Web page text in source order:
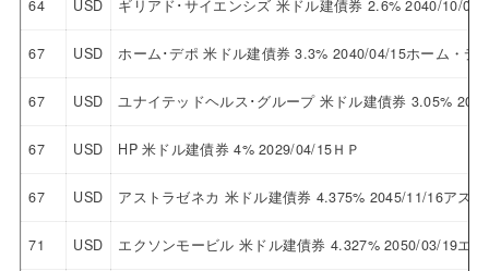
64 USD ギリアド･サイエンシズ 米ドル建債券 2.6% 2040/10/01
67 USD ホーム･デポ 米ドル建債券 3.3% 2040/04/15ホーム・デ
67 USD ユナイテッドヘルス･グループ 米ドル建債券 3.05%
67 USD HP 米ドル建債券 4% 2029/04/15ＨＰ
67 USD アストラゼネカ 米ドル建債券 4.375% 2045/11/16アス
71 USD エクソンモービル 米ドル建債券 4.327% 2050/03/19エ